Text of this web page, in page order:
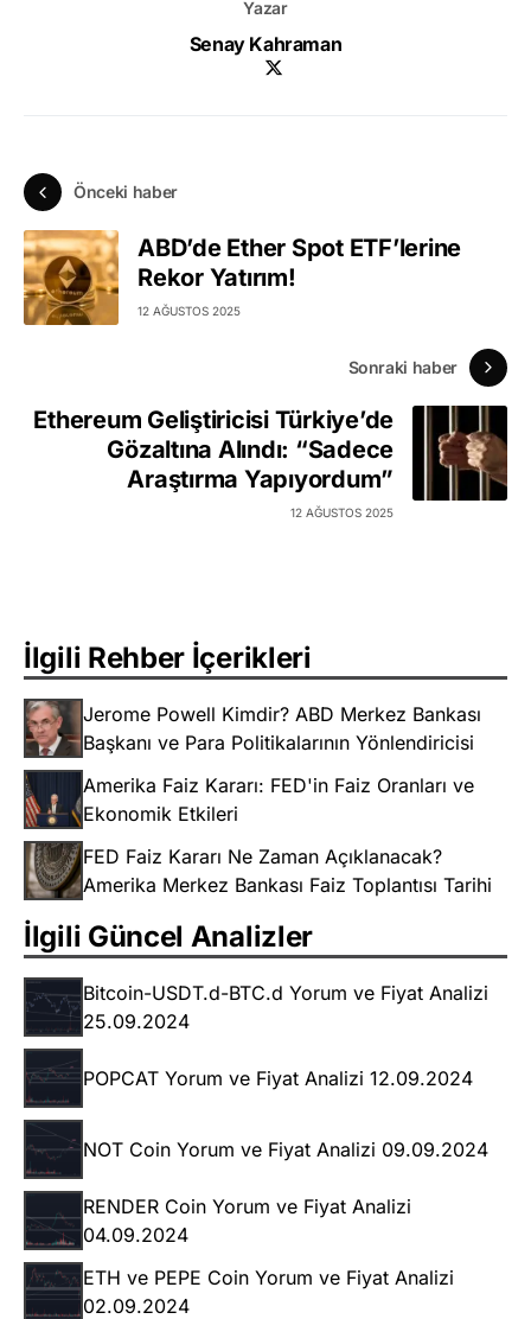
Yazar
Senay Kahraman
Önceki haber
ABD’de Ether Spot ETF’lerine
Rekor Yatırım!
12 AĞUSTOS 2025
Sonraki haber
Ethereum Geliştiricisi Türkiye’de
Gözaltına Alındı: “Sadece
Araştırma Yapıyordum”
12 AĞUSTOS 2025
İlgili Rehber İçerikleri
Jerome Powell Kimdir? ABD Merkez Bankası
Başkanı ve Para Politikalarının Yönlendiricisi
Amerika Faiz Kararı: FED'in Faiz Oranları ve
Ekonomik Etkileri
FED Faiz Kararı Ne Zaman Açıklanacak?
Amerika Merkez Bankası Faiz Toplantısı Tarihi
İlgili Güncel Analizler
Bitcoin-USDT.d-BTC.d Yorum ve Fiyat Analizi
25.09.2024
POPCAT Yorum ve Fiyat Analizi 12.09.2024
NOT Coin Yorum ve Fiyat Analizi 09.09.2024
RENDER Coin Yorum ve Fiyat Analizi
04.09.2024
ETH ve PEPE Coin Yorum ve Fiyat Analizi
02.09.2024